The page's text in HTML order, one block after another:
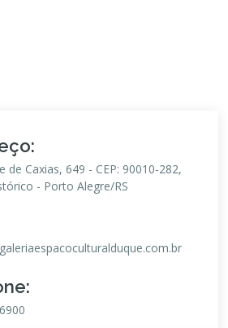
de Caxias, 649 - CEP: 90010-282,
- Porto Alegre/RS